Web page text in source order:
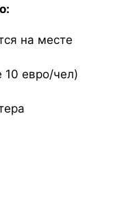
на месте
10 евро/чел)